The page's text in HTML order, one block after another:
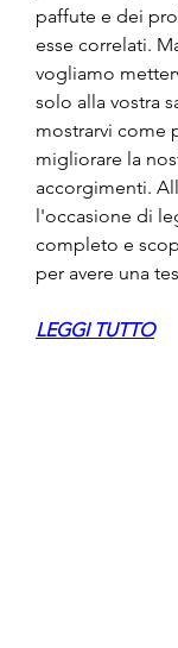
paffute e dei
esse correlati.
vogliamo
solo alla vostra
mostrarvi come
migliorare la
accorgimenti.
l'occasione di
completo e
per avere una
LEGGI TUTTO